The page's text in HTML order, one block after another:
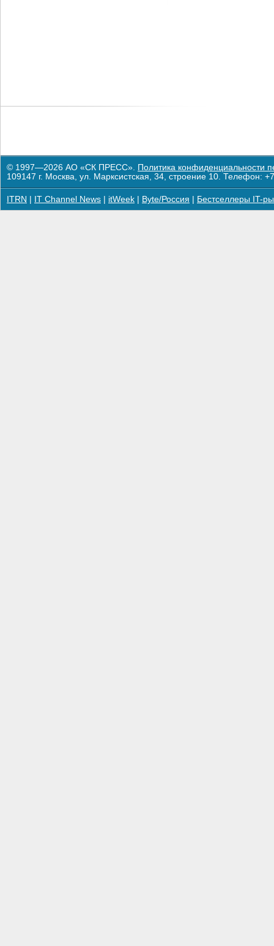
© 1997—2026 АО «СК ПРЕСС». Политика конфиденциальности
109147 г. Москва, ул. Марксистская, 34, строение 10. Телефон:
ITRN IT Channel News itWeek Byte/Россия Бестселлеры IT-